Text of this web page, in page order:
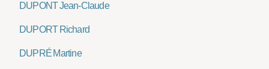
DUPONT Jean-Claude
DUPORT Richard
DUPRÉ Martine